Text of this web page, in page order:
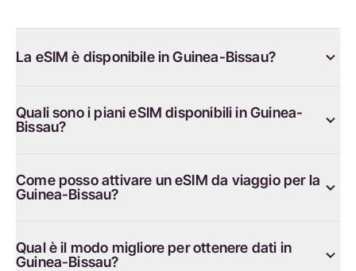
La eSIM è disponibile in Guinea-Bissau?
Quali sono i piani eSIM disponibili in Guinea-
Bissau?
Come posso attivare un eSIM da viaggio per la
Guinea-Bissau?
Qual è il modo migliore per ottenere dati in
Guinea-Bissau?